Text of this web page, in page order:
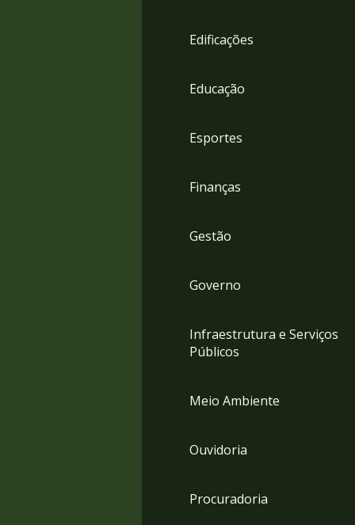
Edificações
Educação
Esportes
Finanças
Gestão
Governo
Infraestrutura e Serviços
Públicos
Meio Ambiente
Ouvidoria
Procuradoria